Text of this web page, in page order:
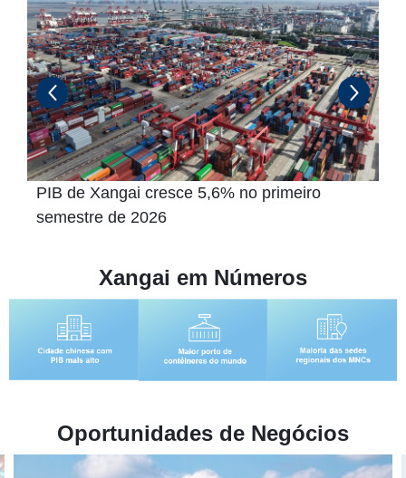
Perguntas frequentes sobre o registro de
microempreendedores individuais em
Xangai em Números
Oportunidades de Negócios